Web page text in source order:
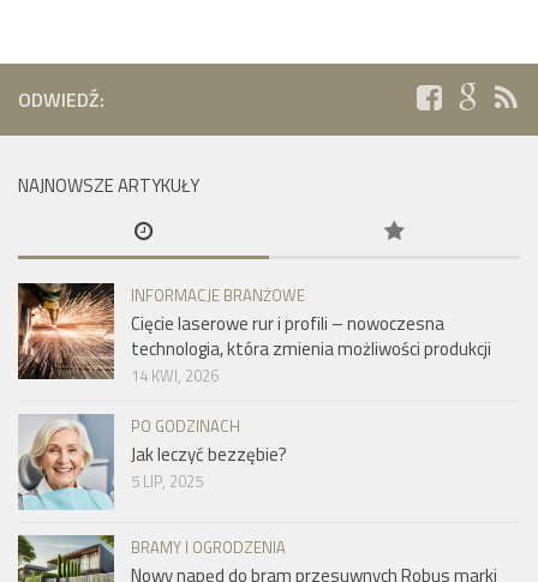
ODWIEDŹ:
NAJNOWSZE ARTYKUŁY
INFORMACJE BRANŻOWE
Cięcie laserowe rur i profili – nowoczesna
technologia, która zmienia możliwości produkcji
14 KWI, 2026
PO GODZINACH
Jak leczyć bezzębie?
5 LIP, 2025
BRAMY I OGRODZENIA
Nowy napęd do bram przesuwnych Robus marki